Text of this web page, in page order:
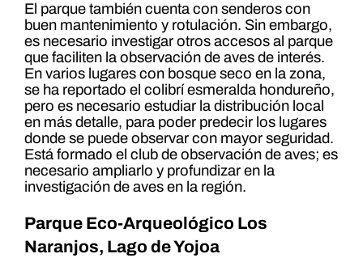
El parque también cuenta con senderos con
buen mantenimiento y rotulación. Sin embargo,
es necesario investigar otros accesos al parque
que faciliten la observación de aves de interés.
En varios lugares con bosque seco en la zona,
se ha reportado el colibrí esmeralda hondureño,
pero es necesario estudiar la distribución local
en más detalle, para poder predecir los lugares
donde se puede observar con mayor seguridad.
Está formado el club de observación de aves; es
necesario ampliarlo y profundizar en la
investigación de aves en la región.
Parque Eco-Arqueológico Los
Naranjos, Lago de Yojoa